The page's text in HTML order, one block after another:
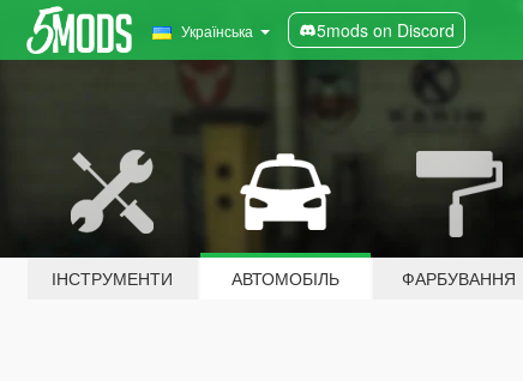
Українська 5mods on Discord
ІНСТРУМЕНТИ АВТОМОБІЛЬ ФАРБУВАННЯ